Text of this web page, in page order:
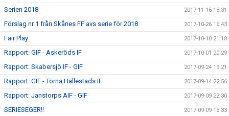
Serien 2018 2017-11-16 18:31
Förslag nr 1 från Skånes FF avs serie för 2018 2017-10-26 16:43
Fair Play 2017-10-10 21:18
Rapport: GIF - Askeröds IF 2017-10-01 20:29
Rapport: Skabersjö IF - GIF 2017-09-24 19:21
Rapport: GIF - Torna Hällestads IF 2017-09-14 22:56
Rapport: Janstorps AIF - GIF 2017-09-09 22:30
SERIESEGER!! 2017-09-09 16:33